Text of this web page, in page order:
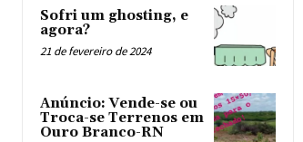
Sofri um ghosting, e
agora?
21 de fevereiro de 2024
Anúncio: Vende-se ou
Troca-se Terrenos em
Ouro Branco-RN